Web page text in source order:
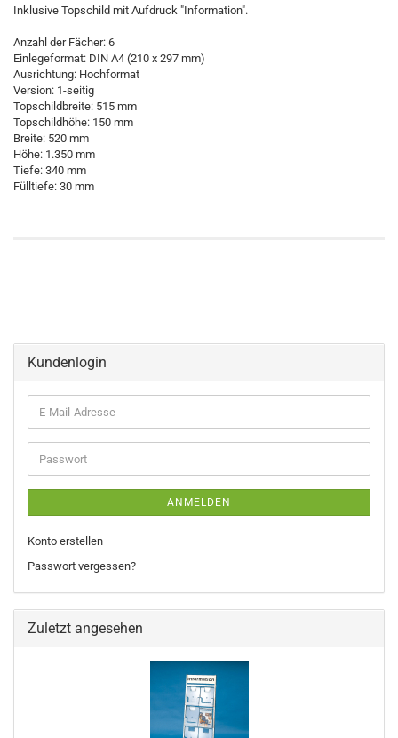
Inklusive Topschild mit Aufdruck "Information".
Anzahl der Fächer: 6
Einlegeformat: DIN A4 (210 x 297 mm)
Ausrichtung: Hochformat
Version: 1-seitig
Topschildbreite: 515 mm
Topschildhöhe: 150 mm
Breite: 520 mm
Höhe: 1.350 mm
Tiefe: 340 mm
Fülltiefe: 30 mm
Kundenlogin
E-
Mail-
Adresse
Passwort
ANMELDEN
Konto erstellen
Passwort vergessen?
Zuletzt angesehen